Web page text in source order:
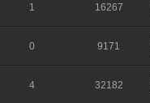
1 16267
0 9171
4 32182